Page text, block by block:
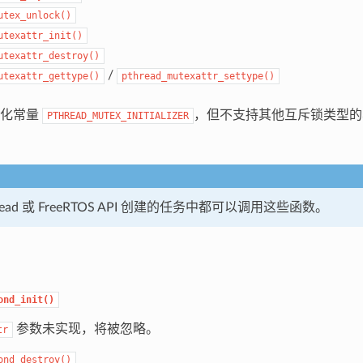
/ pthread_mutexattr_settype()
常量 PTHREAD_MUTEX_INITIALIZER ，但不支持其他互斥锁类型
或 FreeRTOS API 创建的任务中都可以调用这些函数。
参数未实现，将被忽略。